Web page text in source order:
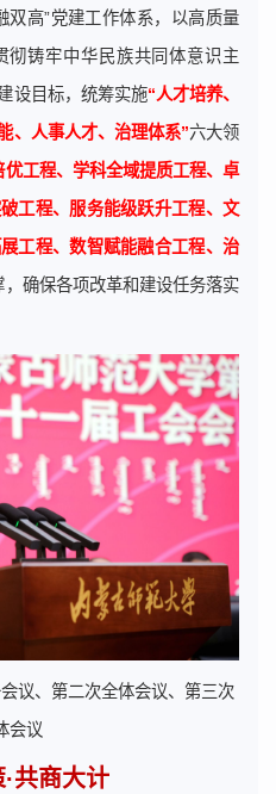
双高”党建工作体系，以高质量
彻铸牢中华民族共同体意识主
设目标，统筹实施“人才培养、
、人事人才、治理体系”六大领
优工程、学科全域提质工程、卓
工程、服务能级跃升工程、文
工程、数智赋能融合工程、治
，确保各项改革和建设任务落实
议、第二次全体会议、第三次
会议
共商大计